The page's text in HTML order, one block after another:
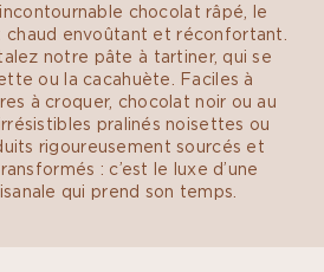
chocolat râpé, le
chaud envoûtant et réconfortant.
notre pâte à tartiner, qui se
ou la cacahuète. Faciles à
à croquer, chocolat noir ou au
pralinés noisettes ou
rigoureusement sourcés et
: c’est le luxe d’une
qui prend son temps.